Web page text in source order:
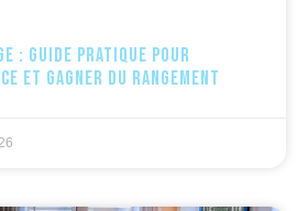
: guide pratique pour
et gagner du rangement